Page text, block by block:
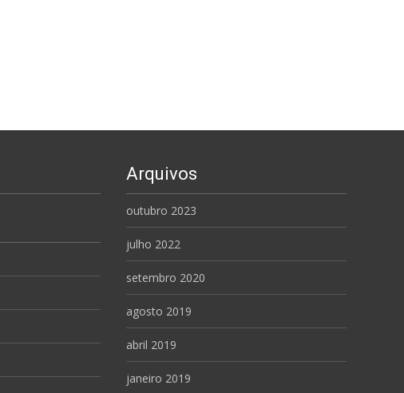
Arquivos
outubro 2023
julho 2022
setembro 2020
agosto 2019
abril 2019
janeiro 2019